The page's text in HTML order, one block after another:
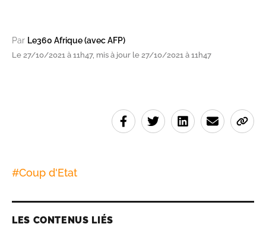
Par Le360 Afrique (avec AFP)
Le 27/10/2021 à 11h47, mis à jour le 27/10/2021 à 11h47
#Coup d'Etat
LES CONTENUS LIÉS